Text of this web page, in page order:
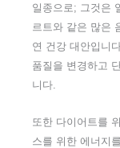
일종으로; 그것은
르트와 같은 많은
연 건강 대안입니
품질을 변경하고
니다.
또한 다이어트를
스를 위한 에너지